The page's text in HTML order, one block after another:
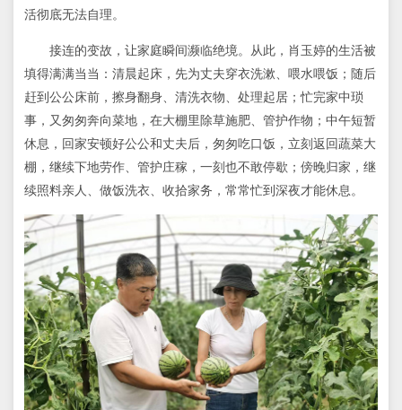
活彻底无法自理。
接连的变故，让家庭瞬间濒临绝境。从此，肖玉婷的生活被
填得满满当当：清晨起床，先为丈夫穿衣洗漱、喂水喂饭；随后
赶到公公床前，擦身翻身、清洗衣物、处理起居；忙完家中琐
事，又匆匆奔向菜地，在大棚里除草施肥、管护作物；中午短暂
休息，回家安顿好公公和丈夫后，匆匆吃口饭，立刻返回蔬菜大
棚，继续下地劳作、管护庄稼，一刻也不敢停歇；傍晚归家，继
续照料亲人、做饭洗衣、收拾家务，常常忙到深夜才能休息。